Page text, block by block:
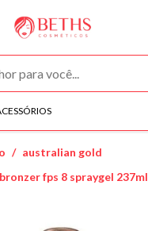
australian gold
fps 8 spraygel 237ml